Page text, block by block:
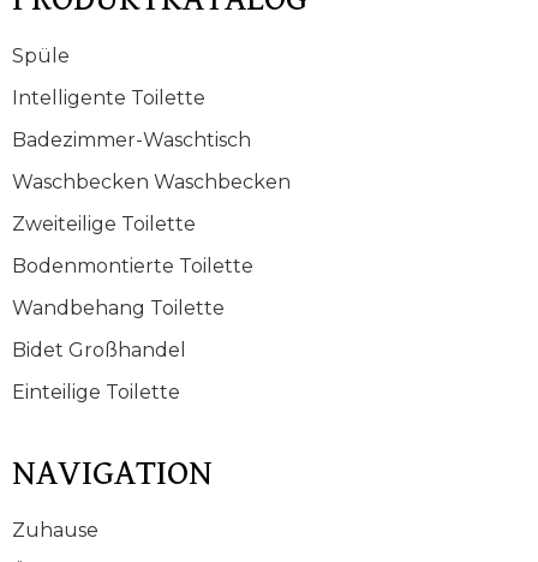
Spüle
Intelligente Toilette
Badezimmer-Waschtisch
Waschbecken Waschbecken
Zweiteilige Toilette
Bodenmontierte Toilette
Wandbehang Toilette
Bidet Großhandel
Einteilige Toilette
NAVIGATION
Zuhause